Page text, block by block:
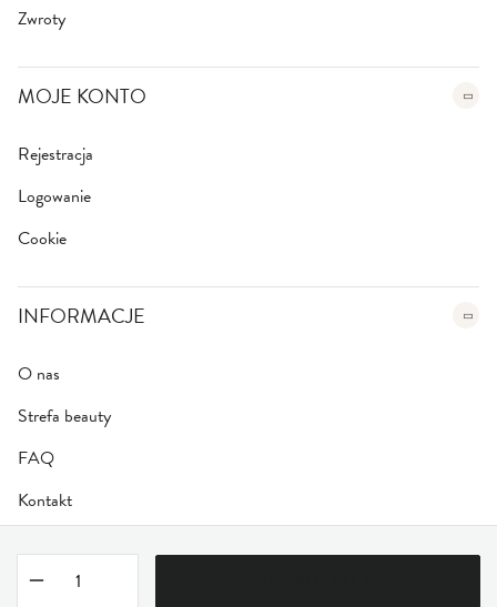
Zwroty
MOJE KONTO
Rejestracja
Logowanie
Cookie
INFORMACJE
O nas
Strefa beauty
FAQ
Kontakt